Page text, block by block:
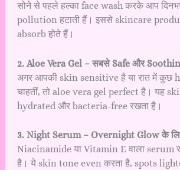
सोने से पहले हल्का face wash करके आप
pollution हटाती हैं। इससे skincare
absorb होते हैं।
2. Aloe Vera Gel – सबसे Safe और
अगर आपकी skin sensitive है या रात में कुछ
चाहतीं, तो aloe vera gel perfect है। यह
hydrated और bacteria-free रखता है।
3. Night Serum – Overnight Glow के
Niacinamide या Vitamin E वाला serum
है। ये skin tone even करता है, spots